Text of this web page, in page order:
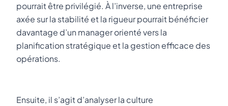
pourrait être privilégié. À l’inverse, une entreprise
axée sur la stabilité et la rigueur pourrait bénéficier
davantage d’un manager orienté vers la
planification stratégique et la gestion efficace des
opérations.
Ensuite, il s’agit d’analyser la culture